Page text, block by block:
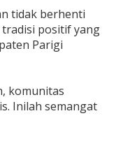
tidak berhenti
positif yang
Parigi
komunitas
Inilah semangat